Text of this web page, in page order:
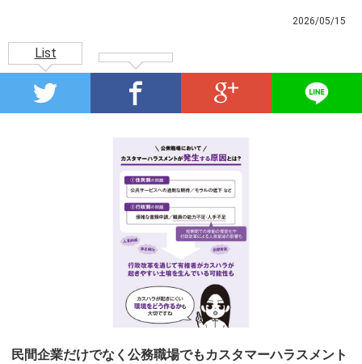
2026/05/15
List
民間企業だけでなく公務職場でもカスタマーハラスメント